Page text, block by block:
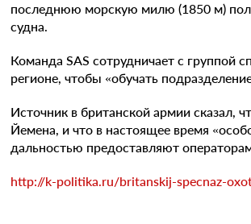
последнюю морскую милю (1850 м)
судна.
Команда SAS сотрудничает с
регионе, чтобы «обучать
Источник в британской армии сказал,
Йемена, и что в настоящее время
дальностью предоставляют
http://k-politika.ru/britanskij-specnaz-